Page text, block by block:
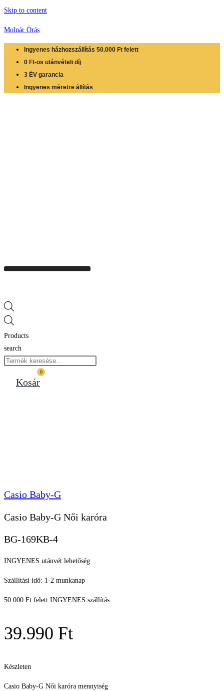
Skip to content
Molnár Órás
Ingyenes házhozszállítás 50.000 Ft felett
0 Ft-os utánvételi díj
3 ÉV garancia
Ingyenes méretre állítás
Products
search
0
Kosár
Casio Baby-G
Casio Baby-G Női karóra
BG-169KB-4
INGYENES utánvét lehetőség
Szállítási idő: 1-2 munkanap
50.000 Ft felett INGYENES szállítás
39.990 Ft
Készleten
Casio Baby-G Női karóra mennyiség